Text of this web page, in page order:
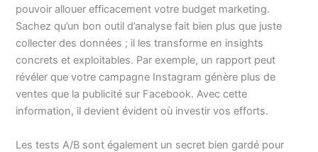
pouvoir allouer efficacement votre budget marketing.
Sachez qu’un bon outil d’analyse fait bien plus que juste
collecter des données ; il les transforme en insights
concrets et exploitables. Par exemple, un rapport peut
révéler que votre campagne Instagram génère plus de
ventes que la publicité sur Facebook. Avec cette
information, il devient évident où investir vos efforts.
Les tests A/B sont également un secret bien gardé pour